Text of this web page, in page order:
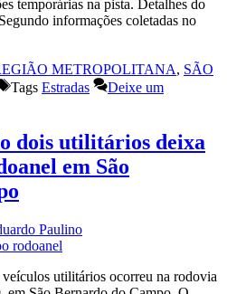
temporárias na pista. Detalhes do
informações coletadas no
METROPOLITANA, SÃO
Tags Estradas
Deixe um
dois utilitários deixa
em São
Paulino
utilitários ocorreu na rodovia